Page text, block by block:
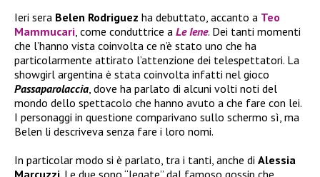
Ieri sera Belen Rodriguez ha debuttato, accanto a Teo
Mammucari, come conduttrice a Le Iene. Dei tanti momenti
che l’hanno vista coinvolta ce n’è stato uno che ha
particolarmente attirato l’attenzione dei telespettatori. La
showgirl argentina è stata coinvolta infatti nel gioco
Passaparolaccia, dove ha parlato di alcuni volti noti del
mondo dello spettacolo che hanno avuto a che fare con lei.
I personaggi in questione comparivano sullo schermo sì, ma
Belen li descriveva senza fare i loro nomi.
In particolar modo si è parlato, tra i tanti, anche di Alessia